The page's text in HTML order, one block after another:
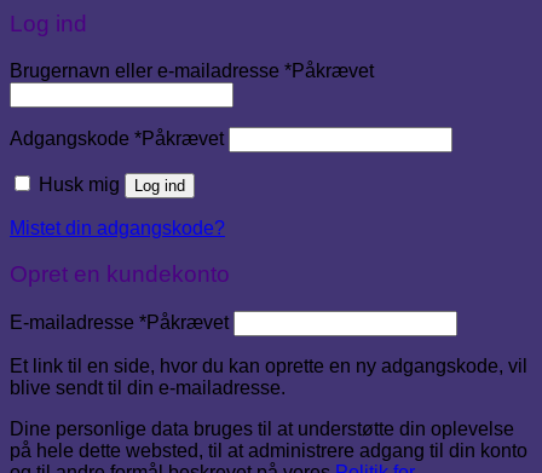
Log ind
Brugernavn eller e-mailadresse *Påkrævet
Adgangskode *Påkrævet
Husk mig Log ind
Mistet din adgangskode?
Opret en kundekonto
E-mailadresse *Påkrævet
Et link til en side, hvor du kan oprette en ny adgangskode, vil
blive sendt til din e-mailadresse.
Dine personlige data bruges til at understøtte din oplevelse
på hele dette websted, til at administrere adgang til din konto